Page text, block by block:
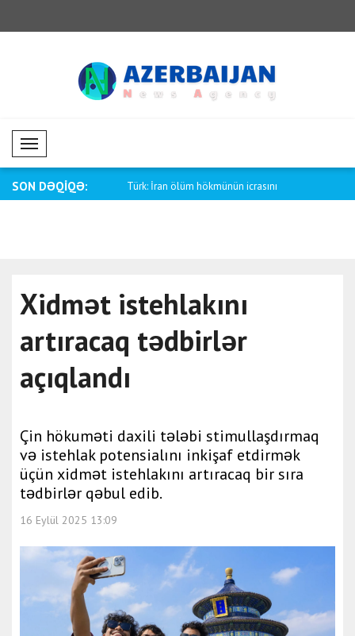
Mobil Menü
SON DƏQİQƏ:
ballistik imkanları.. Türk: İran ölüm hökmünün icrasını
Xidmət istehlakını
artıracaq tədbirlər
açıqlandı
Çin hökuməti daxili tələbi stimullaşdırmaq
və istehlak potensialını inkişaf etdirmək
üçün xidmət istehlakını artıracaq bir sıra
tədbirlər qəbul edib.
16 Eylül 2025 13:09